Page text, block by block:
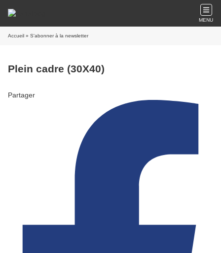
MENU
Accueil » S'abonner à la newsletter
Plein cadre (30X40)
Partager